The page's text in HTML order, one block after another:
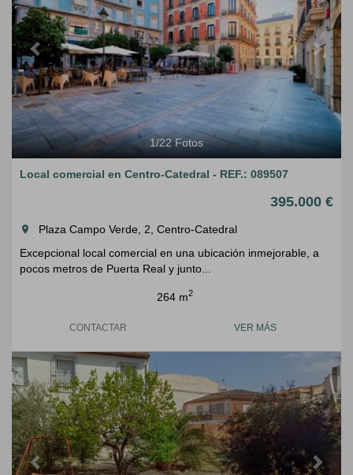
1/22Fotos
Local comercial en Centro-Catedral - REF.: 089507
395.000 €
room
Plaza Campo Verde, 2, Centro-Catedral
Excepcional local comercial en una ubicación inmejorable, a
pocos metros de Puerta Real y junto...
264 m2
CONTACTAR VER MÁS
Previous Next